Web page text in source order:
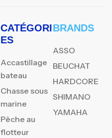
CATÉGORI
ES
Accastillage
bateau
Chasse sous
marine
Pèche au
flotteur
BRANDS
ASSO
BEUCHAT
HARDCORE
SHIMANO
YAMAHA